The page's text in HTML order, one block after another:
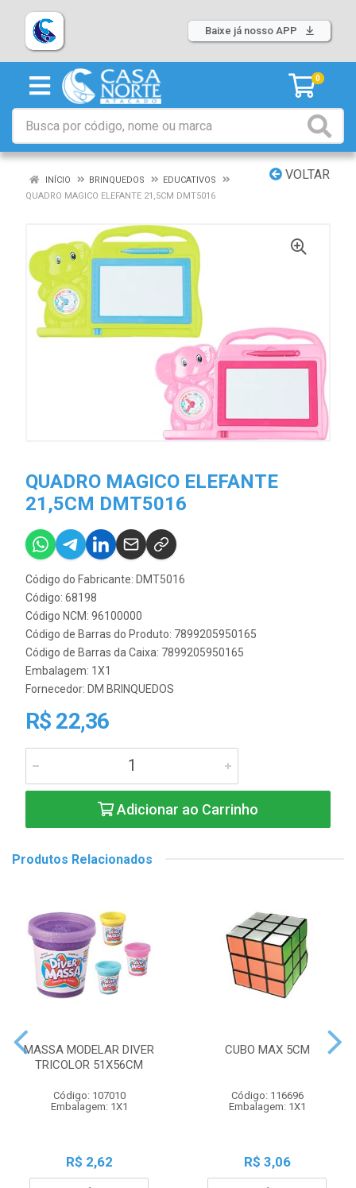
Baixe já nosso APP
0
VOLTAR
INÍCIO BRINQUEDOS
EDUCATIVOS
QUADRO MAGICO ELEFANTE 21,5CM DMT5016
QUADRO MAGICO ELEFANTE
21,5CM DMT5016
Código do Fabricante: DMT5016
Código: 68198
Código NCM: 96100000
Código de Barras do Produto: 7899205950165
Código de Barras da Caixa: 7899205950165
Embalagem: 1X1
Fornecedor: DM BRINQUEDOS
R$ 22,36
Adicionar ao Carrinho
Produtos Relacionados
MASSA MODELAR DIVER
TRICOLOR 51X56CM
Código: 107010
Embalagem: 1X1
R$ 2,62
CUBO MAX 5CM
Código: 116696
Embalagem: 1X1
R$ 3,06